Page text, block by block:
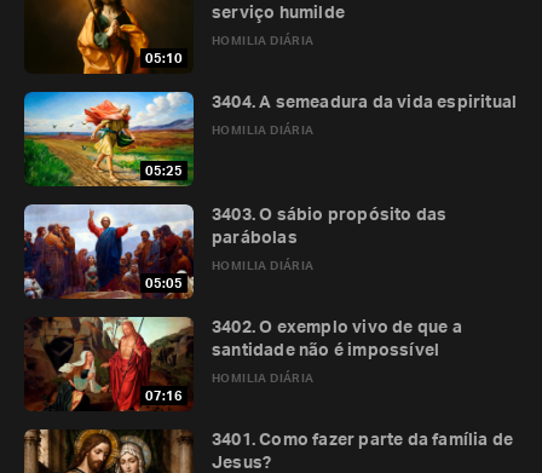
05:10
HOMILIA DIÁRIA
serviço humilde
05:25
HOMILIA DIÁRIA
3404. A semeadura da vida espiritual
05:05
HOMILIA DIÁRIA
3403. O sábio propósito das
parábolas
07:16
HOMILIA DIÁRIA
3402. O exemplo vivo de que a
santidade não é impossível
3401. Como fazer parte da família de
Jesus?